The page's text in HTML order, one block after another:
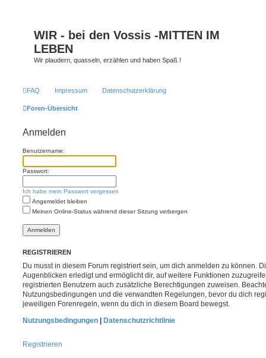
WIR - bei den Vossis -MITTEN IM
LEBEN
Wir plaudern, quasseln, erzählen und haben Spaß !
FAQ Impressum Datenschutzerklärung
Foren-Übersicht
Anmelden
Benutzername:
Passwort:
Ich habe mein Passwort vergessen
Angemeldet bleiben
Meinen Online-Status während dieser Sitzung verbergen
REGISTRIEREN
Du musst in diesem Forum registriert sein, um dich anmelden zu können.
Augenblicken erledigt und ermöglicht dir, auf weitere Funktionen
registrierten Benutzern auch zusätzliche Berechtigungen zuweisen.
Nutzungsbedingungen und die verwandten Regelungen, bevor du dich
jeweiligen Forenregeln, wenn du dich in diesem Board bewegst.
Nutzungsbedingungen
Datenschutzrichtlinie
Registrieren